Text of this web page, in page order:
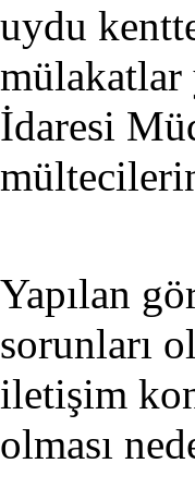
uydu
mülakatlar
İdaresi
Yapılan
sorunları
iletişim
olması